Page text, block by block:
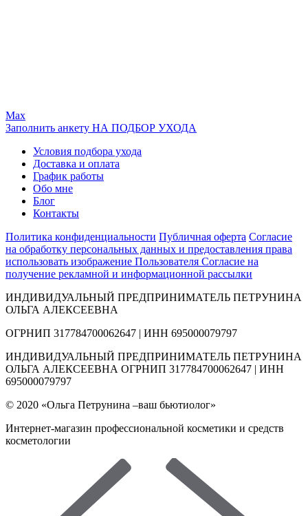
Max
Заполнить анкету НА ПОДБОР УХОДА
Условия подбора ухода
Доставка и оплата
График работы
Обо мне
Блог
Контакты
Политика конфиденциальности Публичная оферта Согласие
на обработку персональных данных и предоставления права
использовать изображение Пользователя Согласие на
получение рекламной и информационной рассылки
ИНДИВИДУАЛЬНЫЙ ПРЕДПРИНИМАТЕЛЬ ПЕТРУНИНА
ОЛЬГА АЛЕКСЕЕВНА
ОГРНИП 317784700062647 | ИНН 695000079797
ИНДИВИДУАЛЬНЫЙ ПРЕДПРИНИМАТЕЛЬ ПЕТРУНИНА
ОЛЬГА АЛЕКСЕЕВНА ОГРНИП 317784700062647 | ИНН
695000079797
© 2020 «Ольга Петрунина –ваш бьютиолог»
Интернет-магазин профессиональной косметики и средств
косметологии